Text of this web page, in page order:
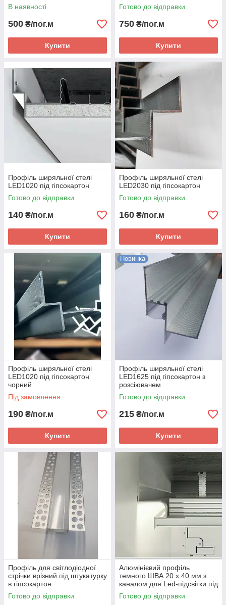
В наявності
500 ₴/пог.м
Купити
Готово до відправки
750 ₴/пог.м
Купити
Профіль ширяльної стелі
LED1020 під гіпсокартон
Готово до відправки
140 ₴/пог.м
Купити
Профіль ширяльної стелі
LED2030 під гіпсокартон
Готово до відправки
160 ₴/пог.м
Купити
Профіль ширяльної стелі
LED1020 під гіпсокартон
чорний
Під замовлення
190 ₴/пог.м
Купити
Новинка
Профіль ширяльної стелі
LED1625 під гіпсокартон з
розсіювачем
Готово до відправки
215 ₴/пог.м
Купити
Профіль для світлодіодної
стрічки врізний під штукатурку
в гіпсокартон
Готово до відправки
Алюмінієвий профіль
темного ШВА 20 x 40 мм з
каналом для Led-підсвітки під
гіпсокартон
Готово до відправки